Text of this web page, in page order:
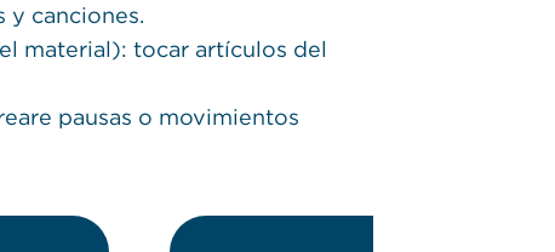
y canciones.
material): tocar artículos del
pausas o movimientos